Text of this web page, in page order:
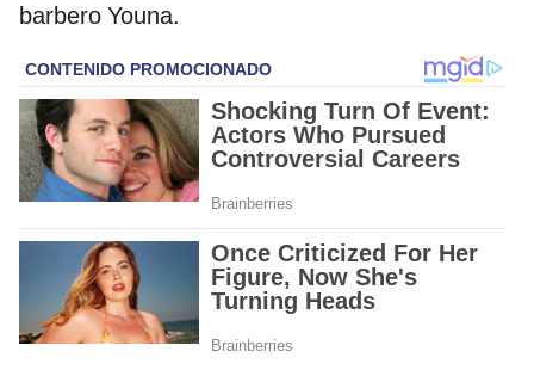
barbero Youna.